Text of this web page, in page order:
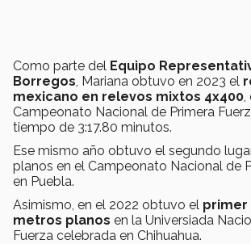
Como parte del Equipo
Borregos, Mariana obtuvo en 2023 el
mexicano en relevos mixtos 4x400,
Campeonato Nacional de Primera
tiempo de 3:17.80 minutos.
Ese mismo año obtuvo el segundo
planos en el Campeonato Nacional de
en Puebla.
Asimismo, en el 2022 obtuvo el primer
metros planos en la Universiada
Fuerza celebrada en Chihuahua.